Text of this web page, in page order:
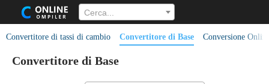
Cerca...
Convertitore di tassi di cambio Convertitore di Base Conversione
Convertitore di Base